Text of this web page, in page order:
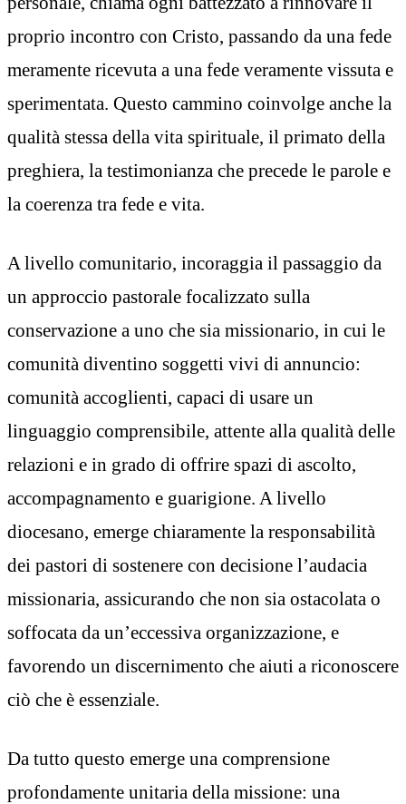
proprio incontro con Cristo, passando da una fede
meramente ricevuta a una fede veramente vissuta e
sperimentata. Questo cammino coinvolge anche la
qualità stessa della vita spirituale, il primato della
preghiera, la testimonianza che precede le parole e
la coerenza tra fede e vita.
A livello comunitario, incoraggia il passaggio da
un approccio pastorale focalizzato sulla
conservazione a uno che sia missionario, in cui le
comunità diventino soggetti vivi di annuncio:
comunità accoglienti, capaci di usare un
linguaggio comprensibile, attente alla qualità delle
relazioni e in grado di offrire spazi di ascolto,
accompagnamento e guarigione. A livello
diocesano, emerge chiaramente la responsabilità
dei pastori di sostenere con decisione l’audacia
missionaria, assicurando che non sia ostacolata o
soffocata da un’eccessiva organizzazione, e
favorendo un discernimento che aiuti a riconoscere
ciò che è essenziale.
Da tutto questo emerge una comprensione
profondamente unitaria della missione: una